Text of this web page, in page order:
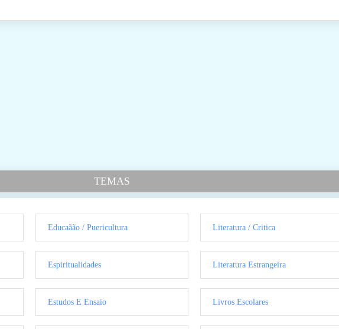
TEMAS
Educaãão / Puericultura
Espiritualidades
Estudos E Ensaio
Literatura / Critica
Literatura Estrangeira
Livros Escolares